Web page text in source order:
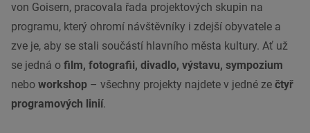
von Goisern, pracovala řada projektových skupin na
programu, který ohromí návštěvníky i zdejší obyvatele a
zve je, aby se stali součástí hlavního města kultury. Ať už
se jedná o film, fotografii, divadlo, výstavu, sympozium
nebo workshop – všechny projekty najdete v jedné ze čtyř
programových linií.